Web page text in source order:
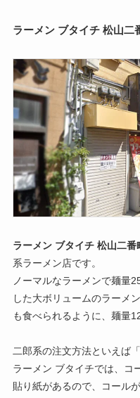
ラーメン ブタイチ 松山二
ラーメン ブタイチ 松山二番
系ラーメン店です。
ノーマルなラーメンで麺量
した大ボリュームのラーメ
も食べられるように、麺量
二郎系の注文方法といえば
ラーメン ブタイチでは、コ
貼り紙があるので、コール